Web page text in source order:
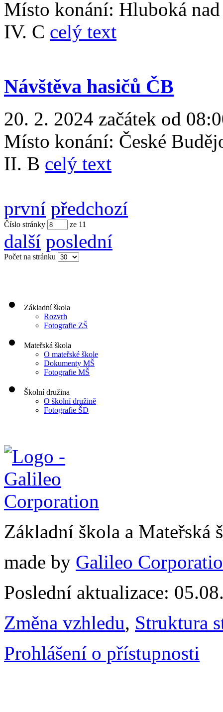
Místo konání: Hluboká
IV. C celý text
Návštěva hasičů ČB
20. 2. 2024 začátek od
Místo konání: České
II. B celý text
první předchozí
Číslo stránky ze 11
další poslední
Počet na stránku
Základní škola
Rozvrh
Fotografie ZŠ
Mateřská škola
O mateřské škole
Dokumenty MŠ
Fotografie MŠ
Školní družina
O školní družině
Fotografie ŠD
Základní škola a
made by Galileo
Poslední aktualizace:
Změna vzhledu, Struktura
Prohlášení o přístupnosti